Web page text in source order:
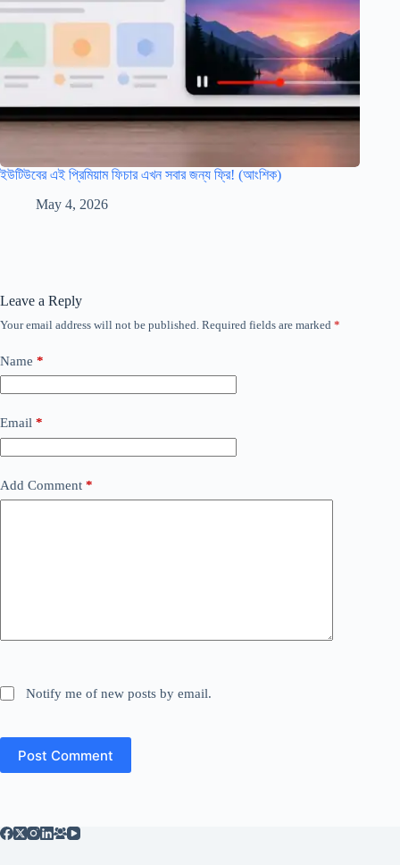
ইউটিউবের এই প্রিমিয়াম ফিচার এখন সবার জন্য ফ্রি! (আংশিক)
May 4, 2026
Leave a Reply
Your email address will not be published. Required fields are marked *
Name *
Email *
Add Comment *
Notify me of new posts by email.
Post Comment